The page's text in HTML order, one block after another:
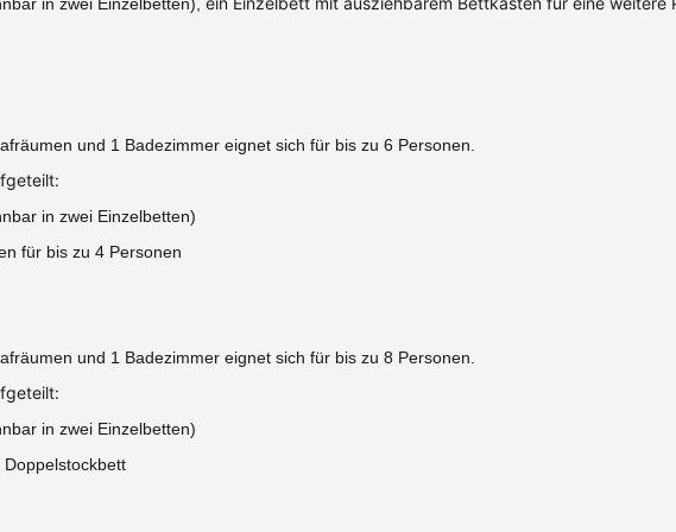
in zwei Einzelbetten),
und 1 Badezimmer eignet sich für bis zu 6 Personen.
in zwei Einzelbetten)
für bis zu 4 Personen
und 1 Badezimmer eignet sich für bis zu 8 Personen.
in zwei Einzelbetten)
Doppelstockbett